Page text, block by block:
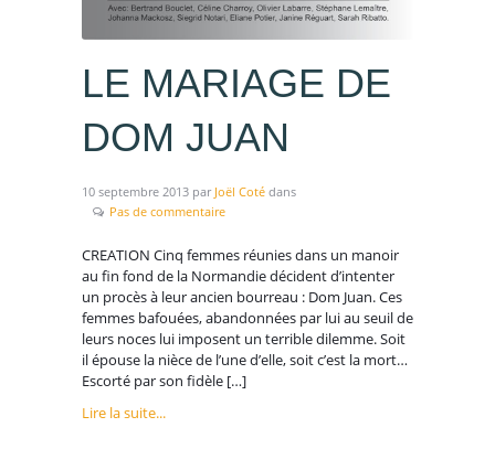
LE MARIAGE DE
DOM JUAN
10 septembre 2013 par Joël Coté dans
Pas de commentaire
CREATION Cinq femmes réunies dans un manoir
au fin fond de la Normandie décident d’intenter
un procès à leur ancien bourreau : Dom Juan. Ces
femmes bafouées, abandonnées par lui au seuil de
leurs noces lui imposent un terrible dilemme. Soit
il épouse la nièce de l’une d’elle, soit c’est la mort…
Escorté par son fidèle […]
Lire la suite...